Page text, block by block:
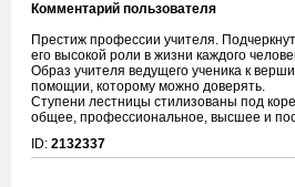
Комментарий пользователя
Престиж профессии учителя.
его высокой роли в жизни каждого
Образ учителя ведущего ученика к
помощии, которому можно доверять.
Ступени лестницы стилизованы под
общее, профессиональное, высшее и
ID: 2132337